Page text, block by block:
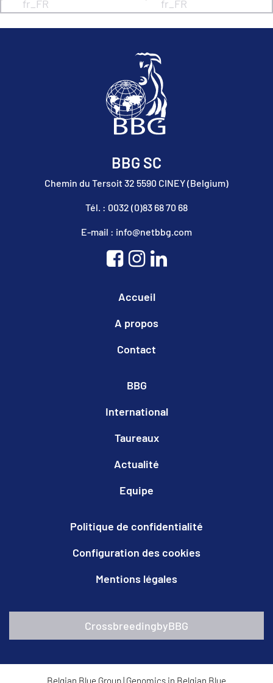
fr_FR
fr_FR
BBG SC
Chemin du Tersoit 32 5590 CINEY (Belgium)
Tél. : 0032 (0)83 68 70 68
E-mail : info@netbbg.com
Accueil
A propos
Contact
BBG
International
Taureaux
Actualité
Equipe
Politique de confidentialité
Configuration des cookies
Mentions légales
CrossbreedingbyBBG
Belgian Blue Group| Genomics in Belgian Blue